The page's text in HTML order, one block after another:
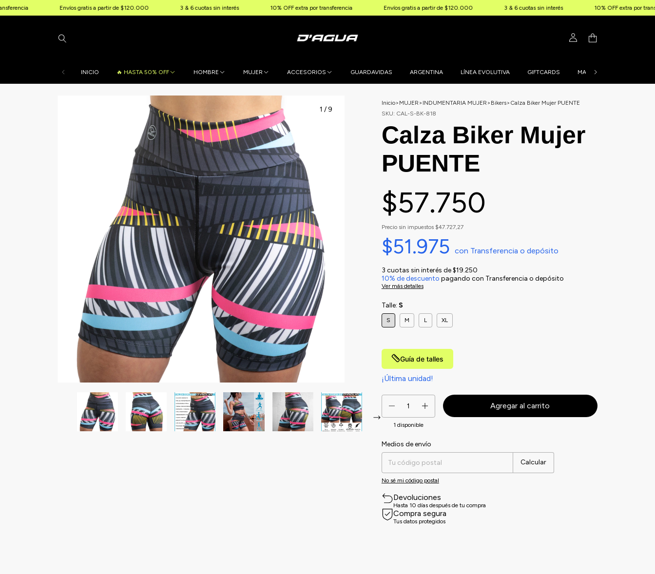
Envíos gratis a partir de $120.000 3 & 6 cuotas sin interés 10% OFF extra por transferencia Envíos gratis a partir de $120.000 3 & 6 cuotas sin interés 10% OFF extra por transferencia
INICIO 🔥 HASTA 50% OFF HOMBRE MUJER ACCESORIOS GUARDAVIDAS ARGENTINA LÍNEA EVOLUTIVA GIFTCARDS MALLAS PERSONALIZADAS
1 /9
Inicio> MUJER > INDUMENTARIA MUJER > Bikers> Calza Biker Mujer PUENTE
SKU: CAL-S-BK-818
Calza Biker Mujer
PUENTE
$57.750
Precio sin impuestos $47.727,27
$51.975 con Transferencia o depósito
3 cuotas sin interés de$19.250
10% de descuento pagando con Transferencia o depósito
Ver más detalles
Talle: S
S M L XL
Guía de talles
¡Última unidad!
1 disponible
Entregas para el CP:
Medios de envío
Calcular
No sé mi código postal
Devoluciones
Hasta 10 días después de tu compra
Compra segura
Tus datos protegidos